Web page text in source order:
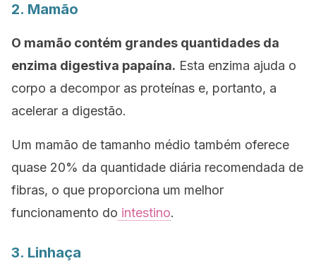
2. Mamão
O mamão contém grandes quantidades da
enzima digestiva papaína. Esta enzima ajuda o
corpo a decompor as proteínas e, portanto, a
acelerar a digestão.
Um mamão de tamanho médio também oferece
quase 20% da quantidade diária recomendada de
fibras, o que proporciona um melhor
funcionamento do intestino.
3. Linhaça